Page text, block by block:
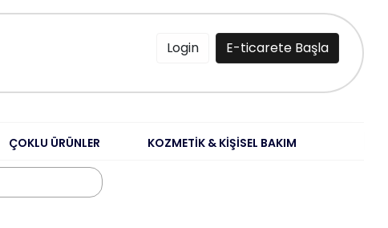
Login E-ticarete Başla
ÇOKLU ÜRÜNLER KOZMETİK & KİŞİSEL BAKIM